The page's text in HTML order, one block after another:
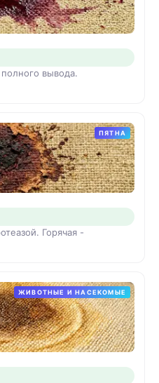
вывода.
ПЯТНА
Горячая -
ЖИВОТНЫЕ И НАСЕКОМЫЕ